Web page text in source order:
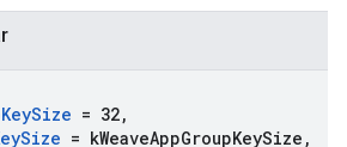
KeySize = 32,
Size = kWeaveAppGroupKeySize ,